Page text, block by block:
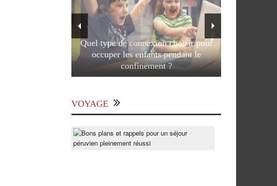
Quel type de connexion choisir pour
occuper les enfants pendant le
confinement ?
VOYAGE